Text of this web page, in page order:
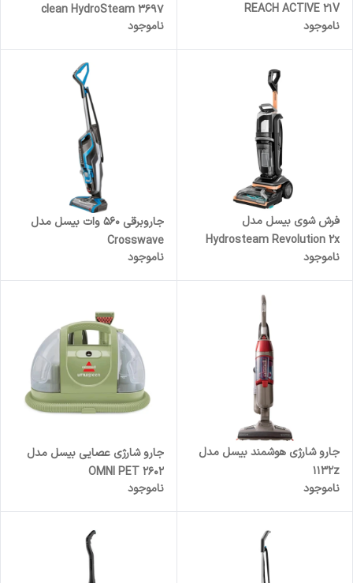
REACH ACTIVE 21V
ناموجود
clean HydroSteam 3697
ناموجود
فرش شوی بیسل مدل
Hydrosteam Revolution 2x
ناموجود
جاروبرقی 560 وات بیسل مدل
Crosswave
ناموجود
جارو شارژی هوشمند بیسل مدل
۱۱۳۲z
ناموجود
جارو شارژی عصایی بیسل مدل
OMNI PET 2602
ناموجود